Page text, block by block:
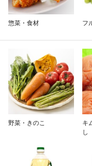
惣菜・食材 フ
野菜・きのこ
キ
し